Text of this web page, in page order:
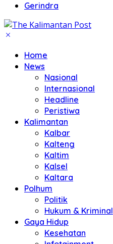
Gerindra
Home
News
Nasional
Internasional
Headline
Peristiwa
Kalimantan
Kalbar
Kalteng
Kaltim
Kalsel
Kaltara
Polhum
Politik
Hukum & Kriminal
Gaya Hidup
Kesehatan